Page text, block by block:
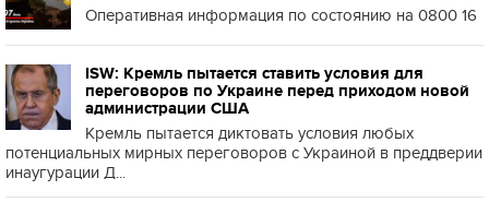
Оперативная информация по состоянию на 0800 16
ISW: Кремль пытается ставить условия для
переговоров по Украине перед приходом новой
администрации США
Кремль пытается диктовать условия любых
потенциальных мирных переговоров с Украиной в преддверии
инаугурации Д...